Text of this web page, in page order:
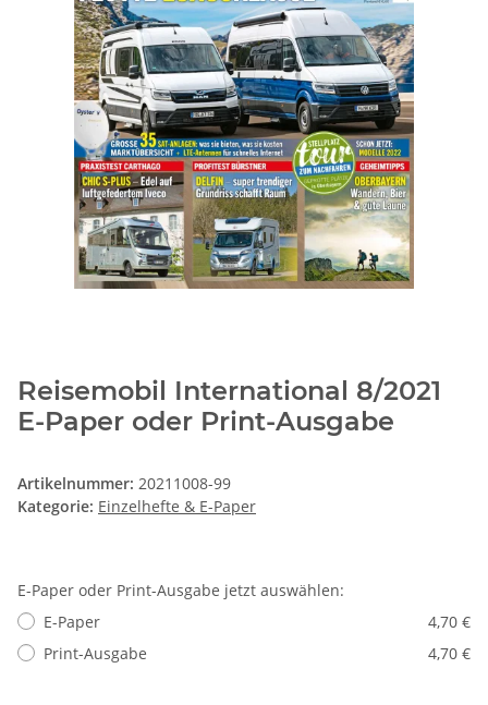
Reisemobil International 8/2021
E-Paper oder Print-Ausgabe
Artikelnummer: 20211008-99
Kategorie: Einzelhefte & E-Paper
E-Paper oder Print-Ausgabe jetzt auswählen:
E-Paper
4,70 €
Print-Ausgabe
4,70 €